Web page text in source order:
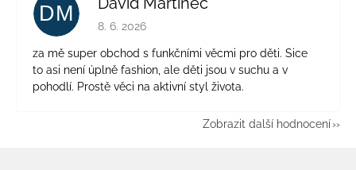
DM Hodnocení obchodu je 5 z 5 hvězdiček.
8. 6. 2026
za mě super obchod s funkčními věcmi pro děti. Sice
to asi není úplně fashion, ale děti jsou v suchu a v
pohodlí. Prostě věci na aktivní styl života.
Zobrazit další hodnocení